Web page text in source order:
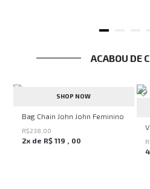
ACABOU DE
SHOP NOW
Bag Chain John John Feminino
R$238 00
2x de R$ 119 00
4